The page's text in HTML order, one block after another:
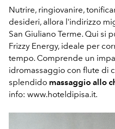
Nutrire, ringiovanire,
desideri, allora l'indirizzo
San Giuliano Terme. Qui si
Frizzy Energy, ideale per
tempo. Comprende un
idromassaggio con flute di
splendido massaggio allo
info: www.hoteldipisa.it.